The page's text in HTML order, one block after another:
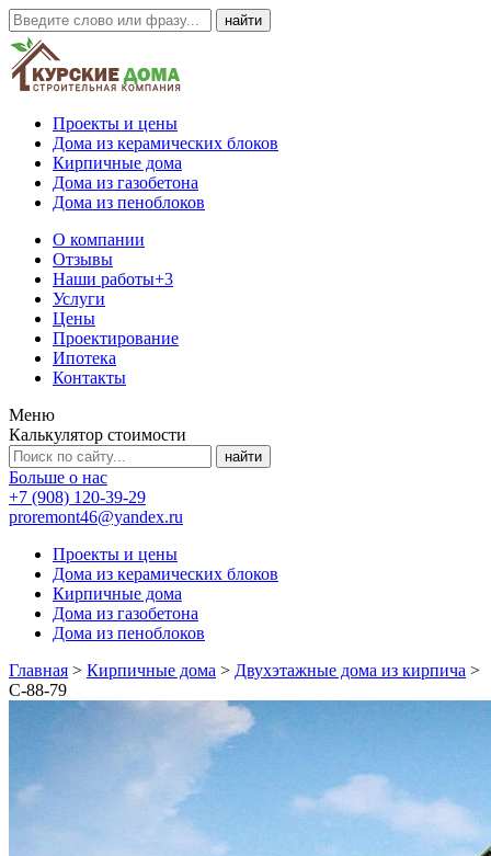
Проекты и цены
Дома из керамических блоков
Кирпичные дома
Дома из газобетона
Дома из пеноблоков
О компании
Отзывы
Наши работы+3
Услуги
Цены
Проектирование
Ипотека
Контакты
Меню
Калькулятор стоимости
Больше о нас
+7 (908) 120-39-29
proremont46@yandex.ru
Проекты и цены
Дома из керамических блоков
Кирпичные дома
Дома из газобетона
Дома из пеноблоков
Главная > Кирпичные дома > Двухэтажные дома из кирпича >
С-88-79